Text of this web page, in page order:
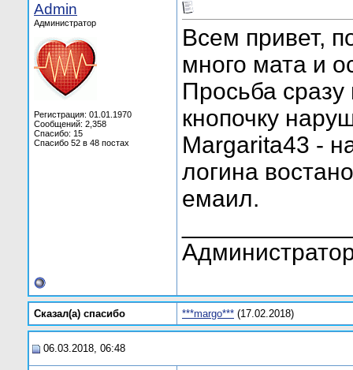
Admin
Администратор
Регистрация: 01.01.1970
Сообщений: 2,358
Спасибо: 15
Спасибо 52 в 48 постах
Всем привет,
много мата и
Просьба
кнопочку
Margarita43 -
логина
емаил.
Сказал(а) cпасибо ***margo*** (17.02.2018)
06.03.2018, 06:48